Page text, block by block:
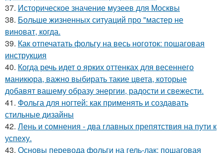
37. Историческое значение музеев для Москвы
38. Больше жизненных ситуаций про "мастер не
виноват, когда.
39. Как отпечатать фольгу на весь ноготок: пошаговая
инструкция
40. Когда речь идет о ярких оттенках для весеннего
маникюра, важно выбирать такие цвета, которые
добавят вашему образу энергии, радости и свежести.
41. Фольга для ногтей: как применять и создавать
стильные дизайны
42. Лень и сомнения - два главных препятствия на пути к
успеху.
43. Основы перевода фольги на гель-лак: пошаговая